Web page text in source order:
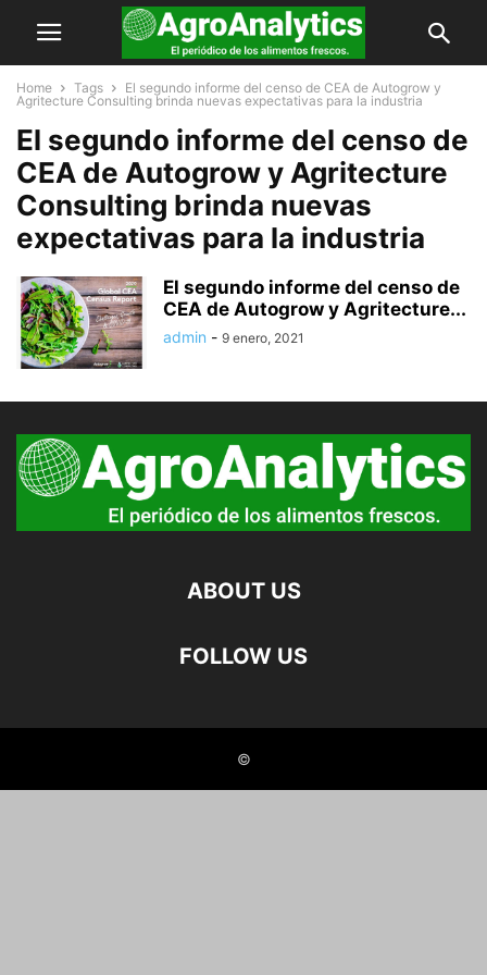
Home Tags
El segundo informe del censo de CEA de Autogrow y
Agritecture Consulting brinda nuevas expectativas para la industria
El segundo informe del censo de
CEA de Autogrow y Agritecture
Consulting brinda nuevas
expectativas para la industria
El segundo informe del censo de
CEA de Autogrow y Agritecture...
admin - 9 enero, 2021
ABOUT US
FOLLOW US
©